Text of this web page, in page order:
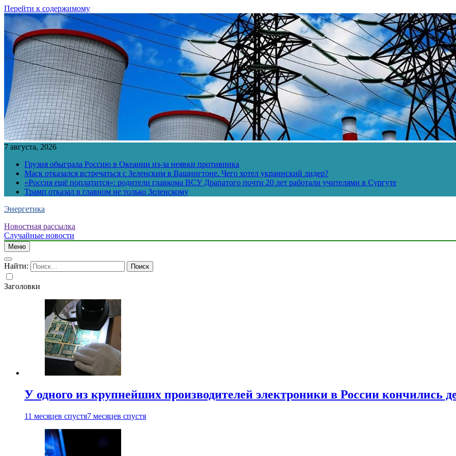
Перейти к содержимому
7 августа, 2026
Грузия обыграла Россию в Океании из-за неявки противника
Маск отказался встречаться с Зеленским в Вашингтоне. Чего хотел украинский лидер?
«Россия ещё поплатится»: родители главкома ВСУ Драпатого почти 20 лет работали учителями в Сургуте
Трамп отказал в главном не только Зеленскому
Энергетика
Новостная рассылка
Случайные новости
Меню
Найти:
Заголовки
У одного из крупнейших производителей электроники в России кончились
11 месяцев спустя7 месяцев спустя